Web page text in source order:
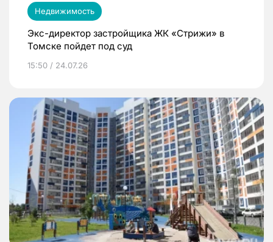
Недвижимость
Экс-директор застройщика ЖК «Стрижи» в
Томске пойдет под суд
15:50 / 24.07.26